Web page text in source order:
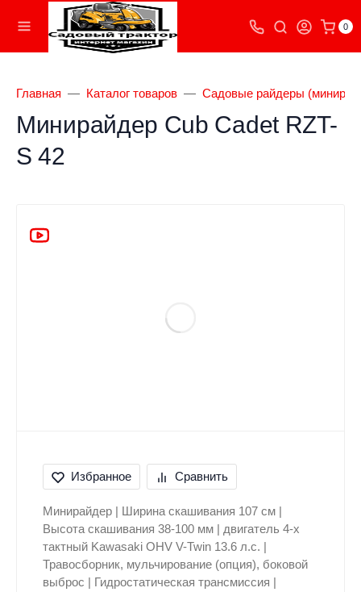
0
Главная Каталог товаров Садовые райдеры
Минирайдер Cub Cadet RZT-
S 42
Избранное Сравнить
Минирайдер | Ширина скашивания 107 см |
Высота скашивания 38-100 мм | двигатель 4-х
тактный Kawasaki OHV V-Twin 13.6 л.с. |
Травосборник, мульчирование (опция), боковой
выброс | Гидростатическая трансмиссия |